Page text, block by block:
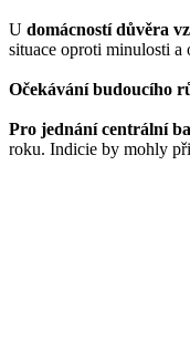
U domácností důvěra
situace oproti minulosti a
Očekávání budoucího
Pro jednání centrální
roku. Indicie by mohly